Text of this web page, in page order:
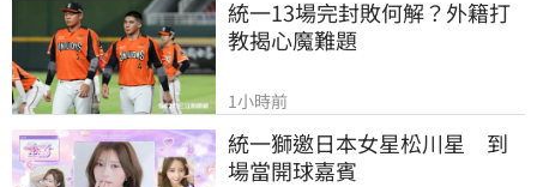
統一13場完封敗何解？外籍打
教揭心魔難題
1小時前
統一獅邀日本女星松川星　到
場當開球嘉賓